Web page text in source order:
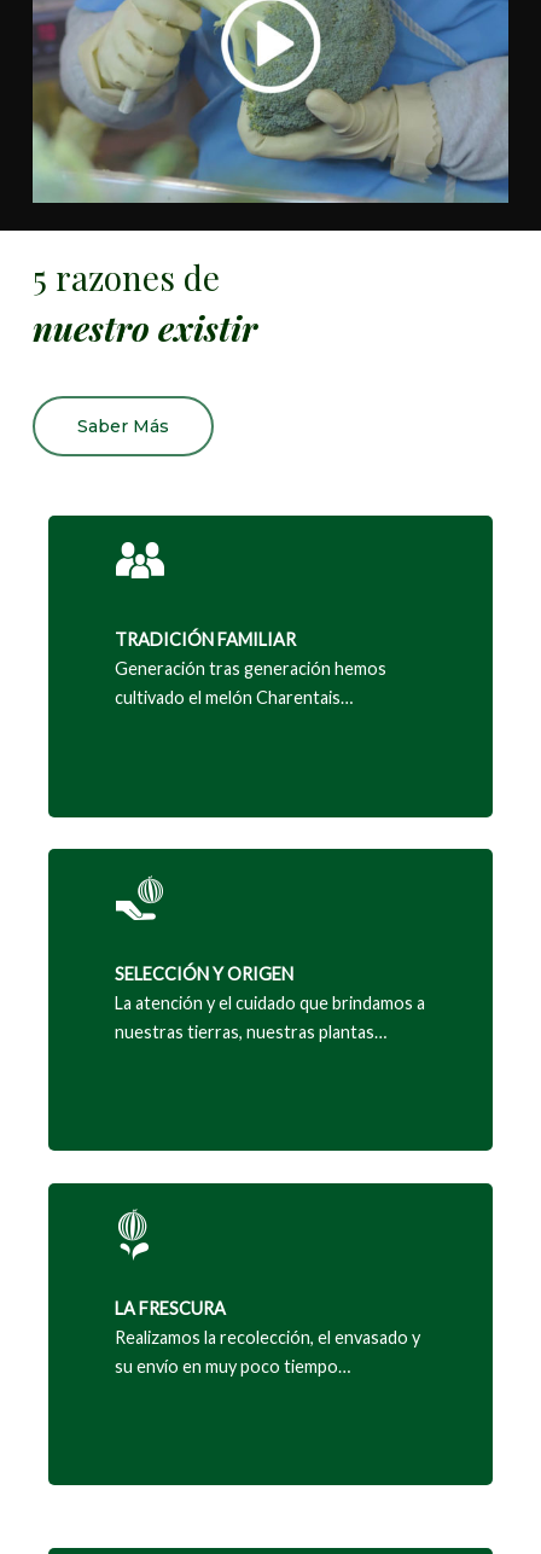
5 razones de
nuestro existir
Saber Más
TRADICIÓN FAMILIAR
Generación tras generación hemos
cultivado el melón Charentais…
SELECCIÓN Y ORIGEN
La atención y el cuidado que brindamos a
nuestras tierras, nuestras plantas…
LA FRESCURA
Realizamos la recolección, el envasado y
su envío en muy poco tiempo…